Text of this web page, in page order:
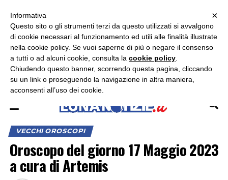
ASCOLTA RADIO LUNA
VECCHI OROSCOPI
Oroscopo del giorno 17 Maggio 2023
a cura di Artemis
×
Informativa
Questo sito o gli strumenti terzi da questo utilizzati si avvalgono
di cookie necessari al funzionamento ed utili alle finalità illustrate
nella cookie policy. Se vuoi saperne di più o negare il consenso
a tutti o ad alcuni cookie, consulta la cookie policy
Chiudendo questo banner, scorrendo questa pagina, cliccando
su un link o proseguendo la navigazione in altra maniera,
acconsenti all’uso dei cookie.